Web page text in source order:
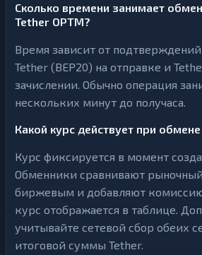
Сколько времени занимает
Tether OPTM?
Время зависит от
Tether (BEP20) на отправке и
зачислении. Обычно операция
нескольких минут до получаса.
Какой курс действует при
Курс фиксируется в момент
Обменники сравнивают
биржевым и добавляют
курс отображается в таблице.
учитывайте сетевой сбор обеих
итоговой суммы Tether.